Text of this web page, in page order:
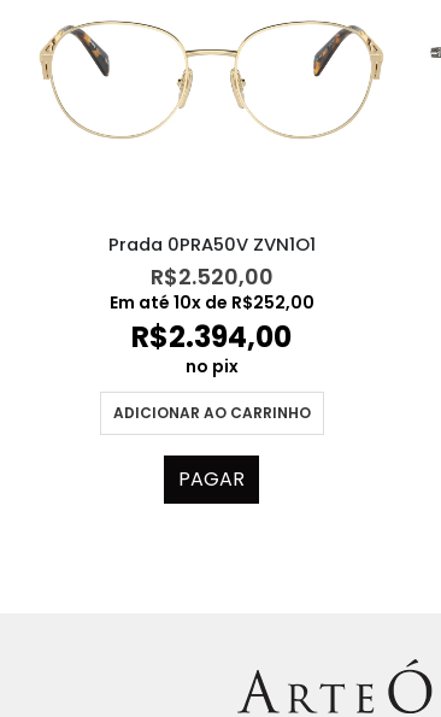
Prada 0PRA50V ZVN1O1
R$2.520,00
Em até 10x de R$252,00
R$2.394,00
no pix
ADICIONAR AO CARRINHO
PAGAR